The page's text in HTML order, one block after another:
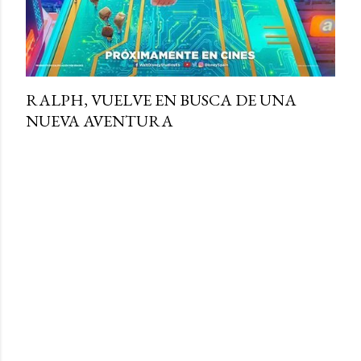
RALPH, VUELVE EN BUSCA DE UNA
NUEVA AVENTURA